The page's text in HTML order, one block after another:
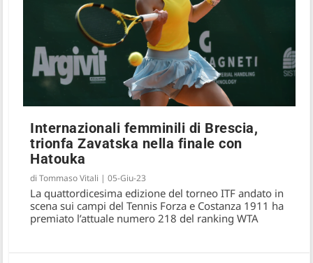
Axion Open, Grabher trionfa nella finale
con Zavatska
Internazionali femminili di Brescia,
trionfa Zavatska nella finale con
Hatouka
diTommaso Vitali |05-Giu-23
La quattordicesima edizione del torneo ITF andato in
scena sui campi del Tennis Forza e Costanza 1911 ha
premiato l’attuale numero 218 del ranking WTA